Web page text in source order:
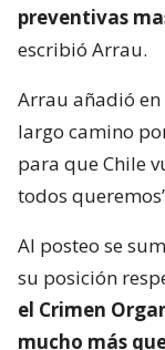
preventivas
escribió Arrau.
Arrau añadió
largo camino
para que Chile
todos
Al posteo se
su posición
el Crimen
mucho más